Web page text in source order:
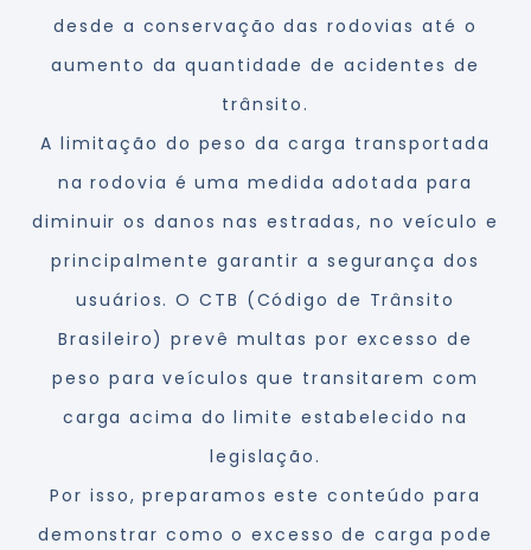
desde a conservação das rodovias até o
aumento da quantidade de acidentes de
trânsito.
A limitação do peso da carga transportada
na rodovia é uma medida adotada para
diminuir os danos nas estradas, no veículo e
principalmente garantir a segurança dos
usuários. O CTB (Código de Trânsito
Brasileiro) prevê multas por excesso de
peso para veículos que transitarem com
carga acima do limite estabelecido na
legislação.
Por isso, preparamos este conteúdo para
demonstrar como o excesso de carga pode